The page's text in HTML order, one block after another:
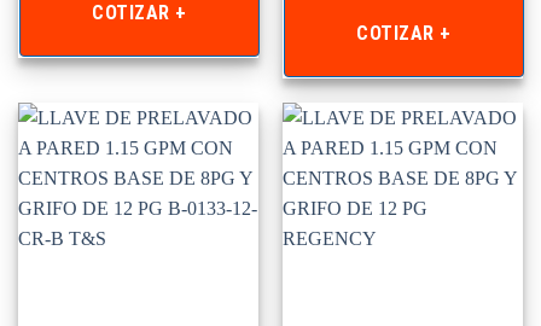
COTIZAR +
COTIZAR +